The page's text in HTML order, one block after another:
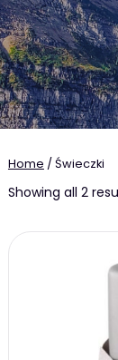
Home / Świeczki
Showing all 2